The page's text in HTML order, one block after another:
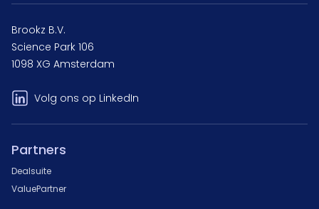
Brookz B.V.
Science Park 106
1098 XG Amsterdam
Volg ons op LinkedIn
Partners
Dealsuite
ValuePartner